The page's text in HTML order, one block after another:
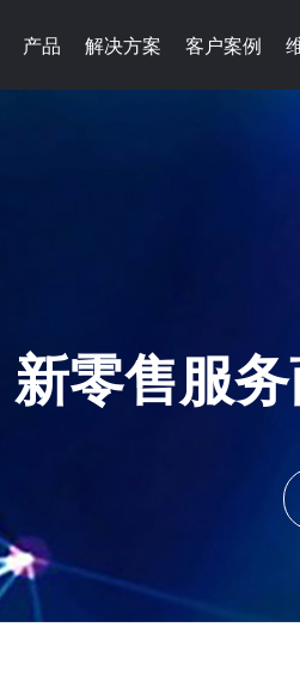
产品 解决方案 客户案例
新零售服